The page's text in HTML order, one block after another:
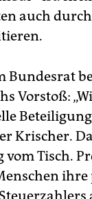
auch
Bundesrat
Vorstoß:
Krischer.
Tisch.